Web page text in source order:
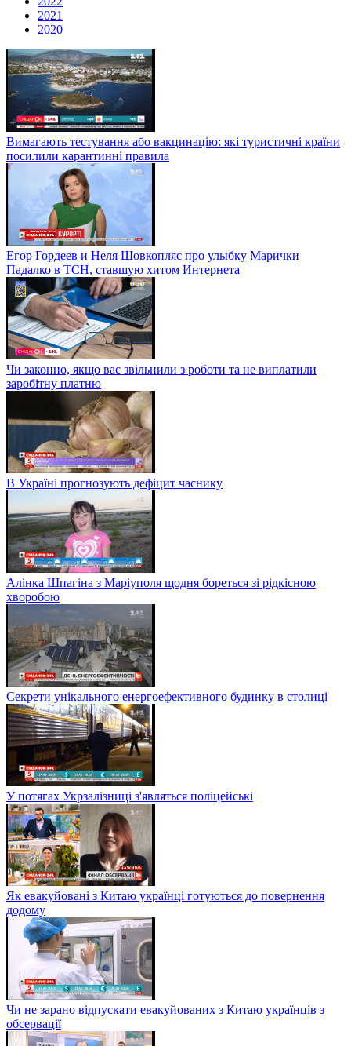
2021
2020
Вимагають тестування або вакцинацію: які туристичні країни
посилили карантинні правила
Егор Гордеев и Неля Шовкопляс про улыбку Марички
Падалко в ТСН, ставшую хитом Интернета
Чи законно, якщо вас звільнили з роботи та не виплатили
заробітну платню
В Україні прогнозують дефіцит часнику
Алінка Шпагіна з Маріуполя щодня бореться зі рідкісною
хворобою
Секрети унікального енергоефективного будинку в столиці
У потягах Укрзалізниці з'являться поліцейські
Як евакуйовані з Китаю українці готуються до повернення
додому
Чи не зарано відпускати евакуйованих з Китаю українців з
обсервації